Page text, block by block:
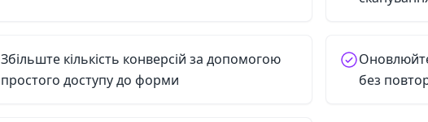
Збільште кількість конверсій за допомогою
простого доступу до форми
без